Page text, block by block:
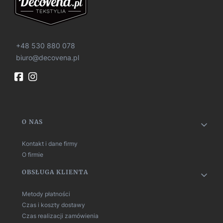
+48 530 880 078
biuro@decovena.pl
Linki w stopce
O NAS
Kontakt i dane firmy
O firmie
OBSŁUGA KLIENTA
Metody płatności
Czas i koszty dostawy
Czas realizacji zamówienia